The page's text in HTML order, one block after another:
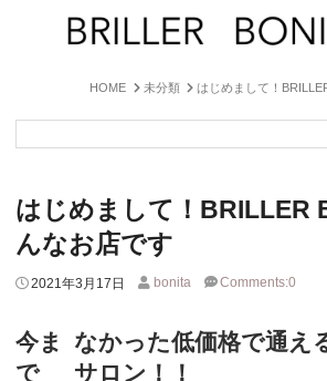
HOME 未分類 はじめまして！
索
はじめまして！BRILLER
んなお店です
Format
2021年3月17日 bonita Comments:0
今ま
で
なかった低価格で通え
サロン！！